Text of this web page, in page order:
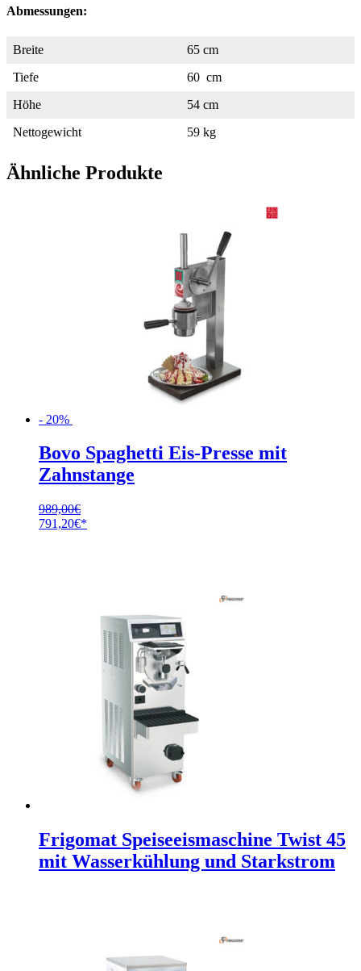
Abmessungen:
Breite
65 cm
Tiefe
60 cm
Höhe
54 cm
Nettogewicht
59 kg
Ähnliche Produkte
- 20%
Bovo Spaghetti Eis-Presse mit
Zahnstange
989,00€
Ursprünglicher
791,20€
Frigomat Speiseeismaschine Twist 45
mit Wasserkühlung und Starkstrom